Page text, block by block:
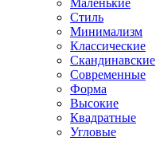
Маленькие
Стиль
Минимализм
Классические
Скандинавские
Современные
Форма
Высокие
Квадратные
Угловые